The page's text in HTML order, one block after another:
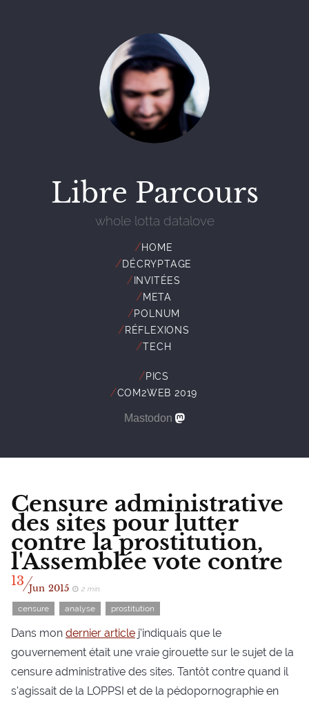
Libre Parcours
whole lotta datalove
// HOME
// DÉCRYPTAGE
// INVITÉES
// META
// POLNUM
// RÉFLEXIONS
// TECH
// PICS
// COM2WEB 2019
Mastodon
Censure administrative
des sites pour lutter
contre la prostitution,
l'Assemblée vote contre
13/Jun 2015 2 min.
censure analyse prostitution
Dans mon dernier article j’indiquais que le
gouvernement était une vraie girouette sur le sujet de la
censure administrative des sites. Tantôt contre quand il
s’agissait de la LOPPSI et de la pédopornographie en